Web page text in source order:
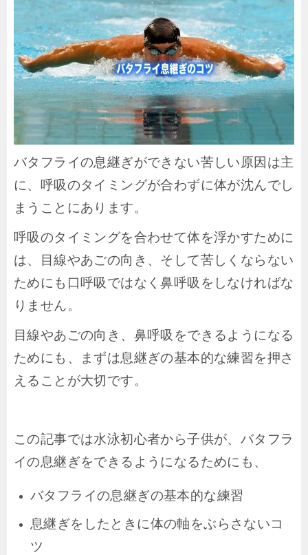
バタフライの息継ぎができない苦しい原因は主
に、呼吸のタイミングが合わずに体が沈んでし
まうことにあります。
呼吸のタイミングを合わせて体を浮かすために
は、目線やあごの向き、そして苦しくならない
ためにも口呼吸ではなく鼻呼吸をしなければな
りません。
目線やあごの向き、鼻呼吸をできるようになる
ためにも、まずは息継ぎの基本的な練習を押さ
えることが大切です。
この記事では水泳初心者から子供が、バタフラ
イの息継ぎをできるようになるためにも、
バタフライの息継ぎの基本的な練習
息継ぎをしたときに体の軸をぶらさないコ
ツ